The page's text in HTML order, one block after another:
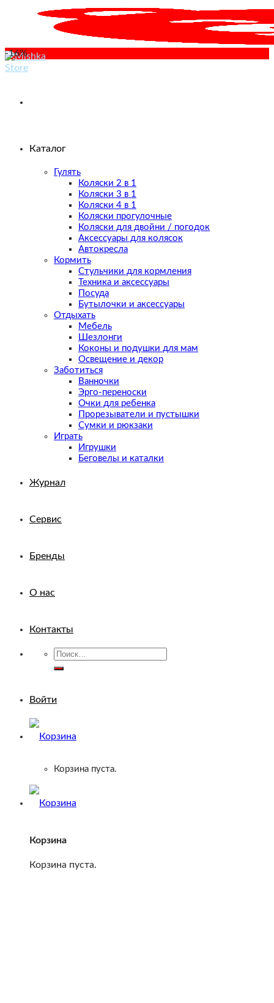
Каталог
Гулять
Коляски 2 в 1
Коляски 3 в 1
Коляски 4 в 1
Коляски прогулочные
Коляски для двойни / погодок
Аксессуары для колясок
Автокресла
Кормить
Стульчики для кормления
Техника и аксессуары
Посуда
Бутылочки и аксессуары
Отдыхать
Мебель
Шезлонги
Коконы и подушки для мам
Освещение и декор
Заботиться
Ванночки
Эрго-переноски
Очки для ребенка
Прорезыватели и пустышки
Сумки и рюкзаки
Играть
Игрушки
Беговелы и каталки
Журнал
Сервис
Бренды
О нас
Контакты
Искать:
Войти
Корзина пуста.
Корзина
Корзина пуста.
-16%